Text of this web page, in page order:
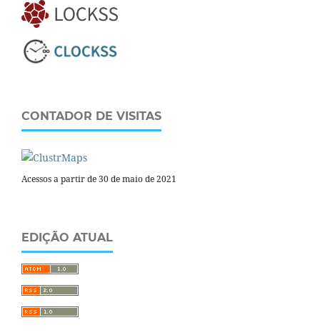
CONTADOR DE VISITAS
Acessos a partir de 30 de maio de 2021
EDIÇÃO ATUAL